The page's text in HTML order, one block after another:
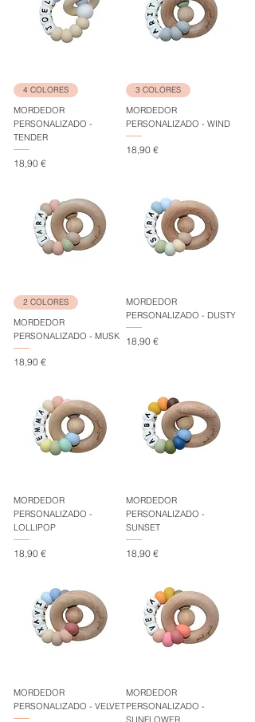
4 COLORES
MORDEDOR
PERSONALIZADO -
TENDER
Precio
18,90 €
3 COLORES
MORDEDOR
PERSONALIZADO - WIND
Precio
18,90 €
2 COLORES
MORDEDOR
PERSONALIZADO - MUSK
Precio
18,90 €
MORDEDOR
PERSONALIZADO - DUSTY
Precio
18,90 €
MORDEDOR
PERSONALIZADO -
LOLLIPOP
Precio
18,90 €
MORDEDOR
PERSONALIZADO -
SUNSET
Precio
18,90 €
MORDEDOR
PERSONALIZADO - VELVET
MORDEDOR
PERSONALIZADO -
SUNFLOWER